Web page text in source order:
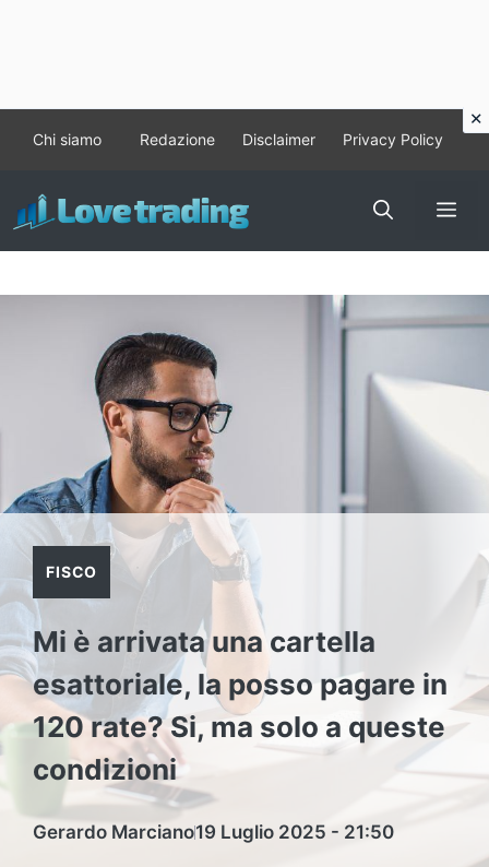
contenuto
Chi siamo Redazione Disclaimer Privacy Policy
FISCO
Mi è arrivata una cartella
esattoriale, la posso pagare in
120 rate? Si, ma solo a queste
condizioni
Gerardo Marciano19 Luglio 2025 - 21:50